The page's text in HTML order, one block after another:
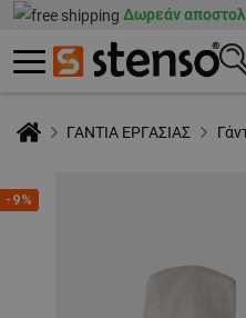
Δωρεάν
ΓΑΝΤΙΑ ΕΡΓΑΣΙΑΣ
-9%